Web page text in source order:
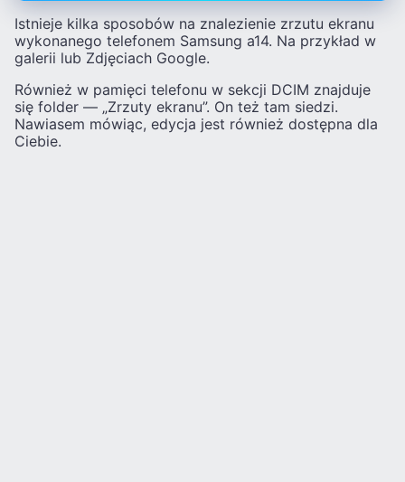
Istnieje kilka sposobów na znalezienie zrzutu ekranu
wykonanego telefonem Samsung a14. Na przykład w
galerii lub Zdjęciach Google.
Również w pamięci telefonu w sekcji DCIM znajduje
się folder — „Zrzuty ekranu”. On też tam siedzi.
Nawiasem mówiąc, edycja jest również dostępna dla
Ciebie.